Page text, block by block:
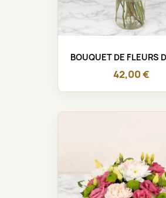
BOUQUET DE FLEURS
42,00 €